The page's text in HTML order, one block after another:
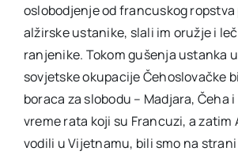
oslobodjenje od francuskog ropstva
alžirske ustanike, slali im oružje i
ranjenike. Tokom gušenja ustanka
sovjetske okupacije Čehoslovačke
boraca za slobodu – Madjara, Čeha i
vreme rata koji su Francuzi, a zatim
vodili u Vijetnamu, bili smo na